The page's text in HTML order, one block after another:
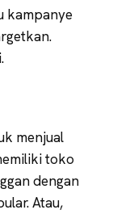
kampanye
menjual
toko
dengan
Atau,